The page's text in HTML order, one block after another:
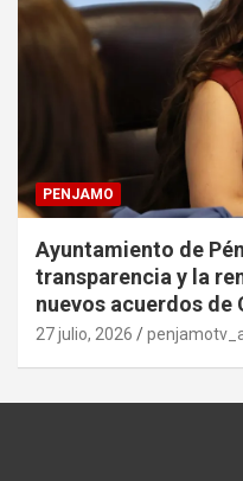
PENJAMO
Ayuntamiento de
transparencia y la
nuevos acuerdos de
27 julio, 2026